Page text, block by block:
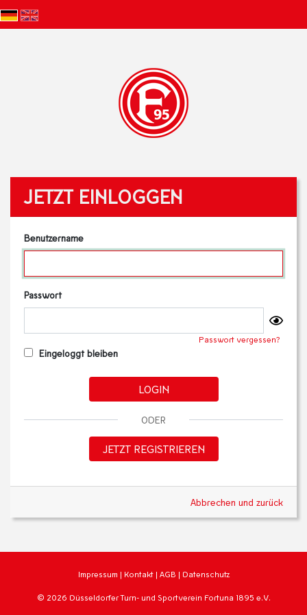
JETZT EINLOGGEN
Benutzername
Passwort
Passwort vergessen?
Eingeloggt bleiben
LOGIN
ODER
JETZT REGISTRIEREN
Abbrechen und zurück
Impressum | Kontakt | AGB | Datenschutz
© 2026 Düsseldorfer Turn- und Sportverein Fortuna 1895 e.V.